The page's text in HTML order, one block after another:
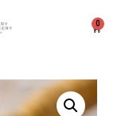
0